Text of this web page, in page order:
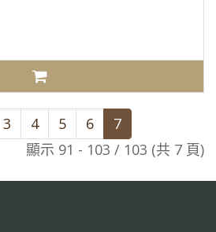
3 4 5 6
7
顯示 91 - 103 / 103 (共 7 頁)